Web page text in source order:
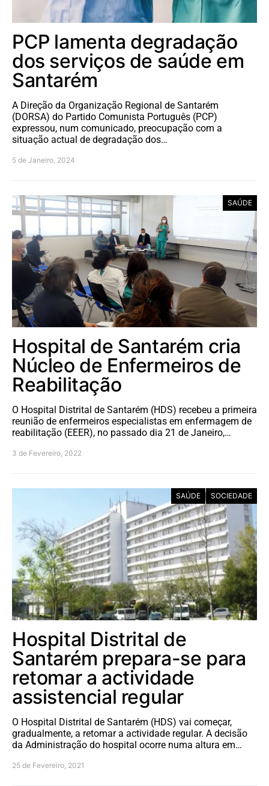
PCP lamenta degradação
dos serviços de saúde em
Santarém
A Direção da Organização Regional de Santarém
(DORSA) do Partido Comunista Português (PCP)
expressou, num comunicado, preocupação com a
situação actual de degradação dos…
5 de Janeiro, 2024
SAÚDE
Hospital de Santarém cria
Núcleo de Enfermeiros de
Reabilitação
O Hospital Distrital de Santarém (HDS) recebeu a primeira
reunião de enfermeiros especialistas em enfermagem de
reabilitação (EEER), no passado dia 21 de Janeiro,…
3 de Fevereiro, 2022
SAÚDE SOCIEDADE
Hospital Distrital de
Santarém prepara-se para
retomar a actividade
assistencial regular
O Hospital Distrital de Santarém (HDS) vai começar,
gradualmente, a retomar a actividade regular. A decisão
da Administração do hospital ocorre numa altura em…
25 de Fevereiro, 2021